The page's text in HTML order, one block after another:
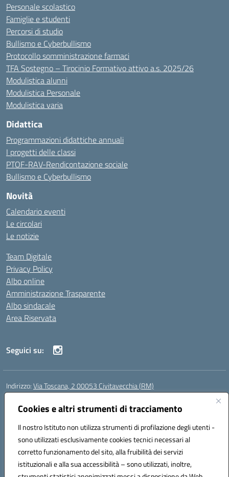
Cookies e altri strumenti di tracciamento
Il nostro Istituto non utilizza strumenti di profilazione degli utenti -
sono utilizzati esclusivamente cookies tecnici necessari al
corretto funzionamento del sito, alla fruibilità dei servizi
istituzionali e alla sua accessibilità – sono utilizzati, inoltre,
Personale scolastico
Famiglie e studenti
Percorsi di studio
Bullismo e Cyberbullismo
Protocollo somministrazione farmaci
TFA Sostegno – Tirocinio Formativo attivo a.s. 2025/26
Modulistica alunni
Modulistica Personale
Modulistica varia
Didattica
Programmazioni didattiche annuali
I progetti delle classi
PTOF-RAV-Rendicontazione sociale
Bullismo e Cyberbullismo
Novità
Calendario eventi
Le circolari
Le notizie
Team Digitale
Privacy Policy
Albo online
Amministrazione Trasparente
Albo sindacale
Area Riservata
Seguici su:
Indirizzo:Via Toscana, 2 00053 Civitavecchia (RM)
Centralino:
Posta elettronica certificata (PEC):rmic8b900g@pec.istruzione.it
Codice fiscale: 91038380589
Codice meccanografico:RMIC8B900G
Codice Indice delle Pubbliche Amministrazioni (IPA): istsc_rmic8b900g
Codice unico di fatturazione (CUF): UFP4NO